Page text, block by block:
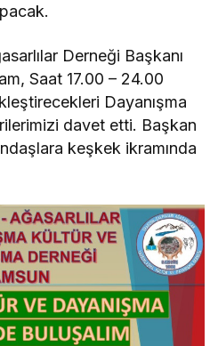
Derneği Başkanı
Saat 17.00 – 24.00
Dayanışma
davet etti. Başkan
keşkek ikramında